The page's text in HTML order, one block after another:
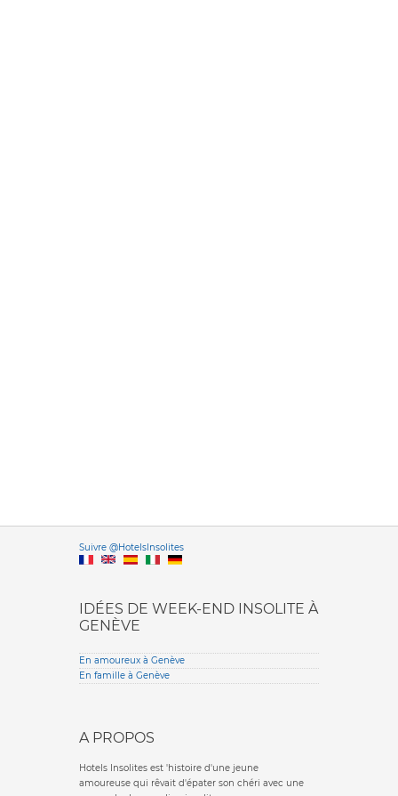
Suivre @HotelsInsolitesVersione
IDÉES DE WEEK-END INSOLITE À
GENÈVE
En amoureux à Genève
En famille à Genève
A PROPOS
Hotels Insolites est 'histoire d'une jeune
amoureuse qui rêvait d'épater son chéri avec une